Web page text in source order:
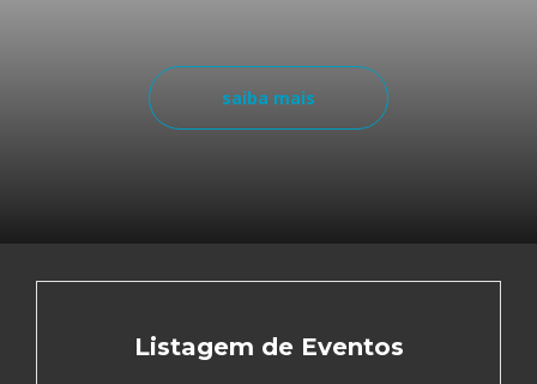
saiba mais
Listagem de Eventos